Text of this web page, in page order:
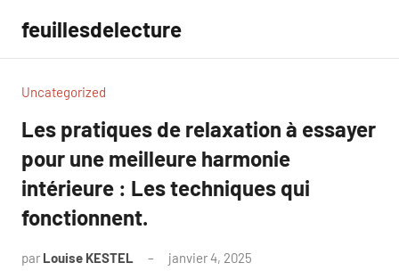
contenu
feuillesdelecture
Uncategorized
Les pratiques de relaxation à essayer
pour une meilleure harmonie
intérieure : Les techniques qui
fonctionnent.
par Louise KESTEL janvier 4, 2025